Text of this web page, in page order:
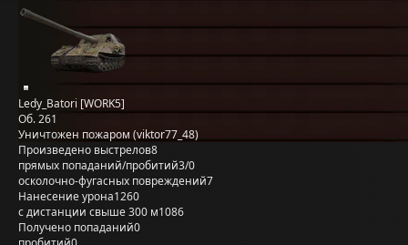
Ledy_Batori [WORK5]
Об. 261
Уничтожен пожаром (viktor77_48)
Произведено выстрелов8
прямых попаданий/пробитий3/0
осколочно-фугасных повреждений7
Нанесение урона1260
с дистанции свыше 300 м1086
Получено попаданий0